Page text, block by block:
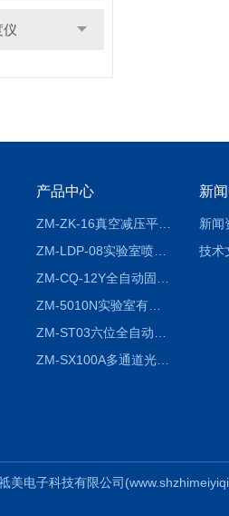
仪
产品中心
ZM-ZK-16真空减压平行浓缩仪
ZM-LDP-08实验室喷雾冷冻干燥机
ZM-5010N实验室有机溶剂喷雾干燥机
ZM-SX100A多通道光催化反应仪
新
新闻
技术
美电子科技有限公司